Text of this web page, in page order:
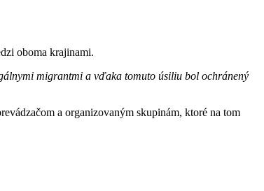
oboma krajinami.
migrantmi a vďaka tomuto úsiliu bol ochránený
a organizovaným skupinám, ktoré na tom